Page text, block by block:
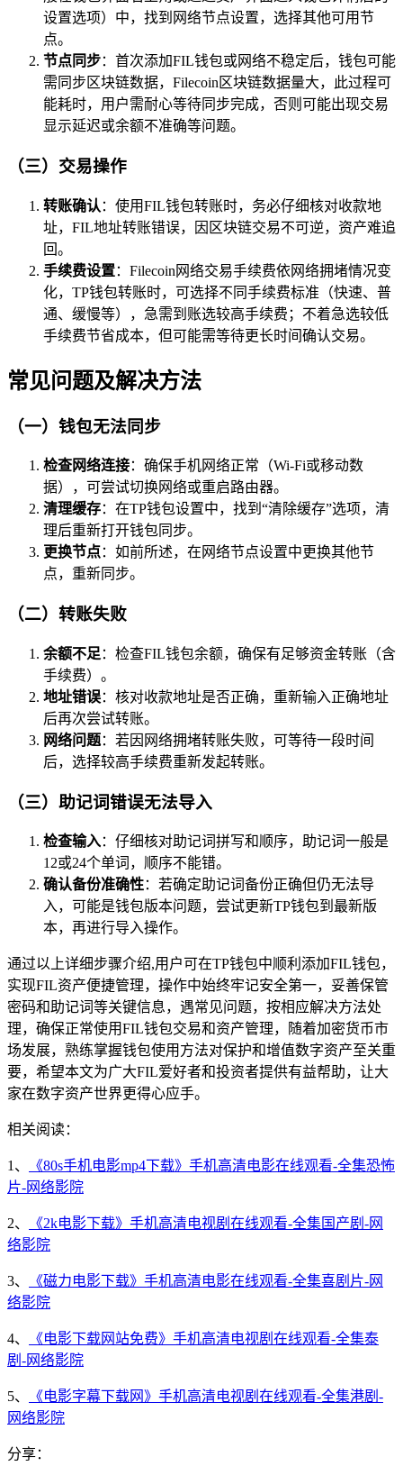
设置选项）中，找到网络节点设置，选择其他可用节
点。
节点同步：首次添加FIL钱包或网络不稳定后，钱包可能
需同步区块链数据，Filecoin区块链数据量大，此过程可
能耗时，用户需耐心等待同步完成，否则可能出现交易
显示延迟或余额不准确等问题。
（三）交易操作
转账确认 ：使用FIL钱包转账时，务必仔细核对收款地
址，FIL地址转账错误，因区块链交易不可逆，资产难追
回。
手续费设置：Filecoin网络交易手续费依网络拥堵情况变
化，TP钱包转账时，可选择不同手续费标准（快速、普
通、缓慢等），急需到账选较高手续费；不着急选较低
手续费节省成本，但可能需等待更长时间确认交易。
常见问题及解决方法
（一）钱包无法同步
检查网络连接：确保手机网络正常（Wi-Fi或移动数
据），可尝试切换网络或重启路由器。
清理缓存：在TP钱包设置中，找到“清除缓存”选项，清
理后重新打开钱包同步。
更换节点：如前所述，在网络节点设置中更换其他节
点，重新同步。
（二）转账失败
余额不足 ：检查FIL钱包余额，确保有足够资金转账（含
手续费）。
地址错误：核对收款地址是否正确，重新输入正确地址
后再次尝试转账。
网络问题：若因网络拥堵转账失败，可等待一段时间
后，选择较高手续费重新发起转账。
（三）助记词错误无法导入
检查输入：仔细核对助记词拼写和顺序，助记词一般是
12或24个单词，顺序不能错。
确认备份准确性：若确定助记词备份正确但仍无法导
入，可能是钱包版本问题，尝试更新TP钱包到最新版
本，再进行导入操作。
通过以上详细步骤介绍,用户可在TP钱包中顺利添加FIL钱包，
实现FIL资产便捷管理，操作中始终牢记安全第一，妥善保管
密码和助记词等关键信息，遇常见问题，按相应解决方法处
理，确保正常使用FIL钱包交易和资产管理，随着加密货币市
场发展，熟练掌握钱包使用方法对保护和增值数字资产至关重
要，希望本文为广大FIL爱好者和投资者提供有益帮助，让大
家在数字资产世界更得心应手。
相关阅读：
1、
《80s手机电影mp4下载》手机高清电影在线观看-全集恐怖
片-网络影院
2、
《2k电影下载》手机高清电视剧在线观看-全集国产剧-网
络影院
3、
《磁力电影下载》手机高清电影在线观看-全集喜剧片-网
络影院
4、
《电影下载网站免费》手机高清电视剧在线观看-全集泰
剧-网络影院
5、
《电影字幕下载网》手机高清电视剧在线观看-全集港剧-
网络影院
分享：